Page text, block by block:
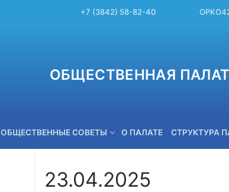
+7 (3842) 58-82-40
ОБЩЕСТВЕННАЯ
ОБЩЕСТВЕННЫЕ СОВЕТЫ О ПАЛАТЕ СТРУКТУРА
23.04.2025